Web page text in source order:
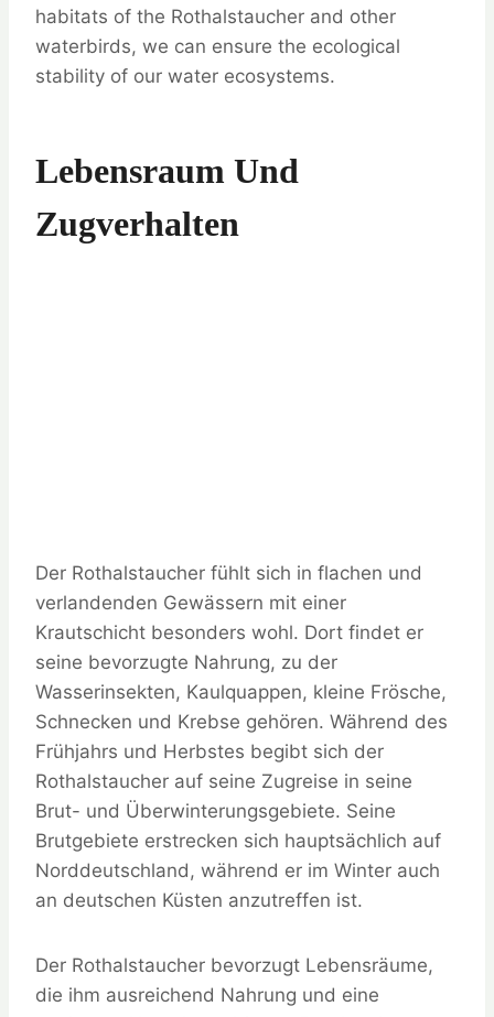
habitats of the Rothalstaucher and other
waterbirds, we can ensure the ecological
stability of our water ecosystems.
Lebensraum Und
Zugverhalten
Der Rothalstaucher fühlt sich in flachen und
verlandenden Gewässern mit einer
Krautschicht besonders wohl. Dort findet er
seine bevorzugte Nahrung, zu der
Wasserinsekten, Kaulquappen, kleine Frösche,
Schnecken und Krebse gehören. Während des
Frühjahrs und Herbstes begibt sich der
Rothalstaucher auf seine Zugreise in seine
Brut- und Überwinterungsgebiete. Seine
Brutgebiete erstrecken sich hauptsächlich auf
Norddeutschland, während er im Winter auch
an deutschen Küsten anzutreffen ist.
Der Rothalstaucher bevorzugt Lebensräume,
die ihm ausreichend Nahrung und eine